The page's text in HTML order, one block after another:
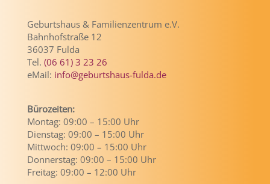
Geburtshaus & Familienzentrum e.V.
Bahnhofstraße 12
36037 Fulda
Tel. (06 61) 3 23 26
eMail: info@geburtshaus-fulda.de
Bürozeiten:
Montag: 09:00 – 15:00 Uhr
Dienstag: 09:00 – 15:00 Uhr
Mittwoch: 09:00 – 15:00 Uhr
Donnerstag: 09:00 – 15:00 Uhr
Freitag: 09:00 – 12:00 Uhr